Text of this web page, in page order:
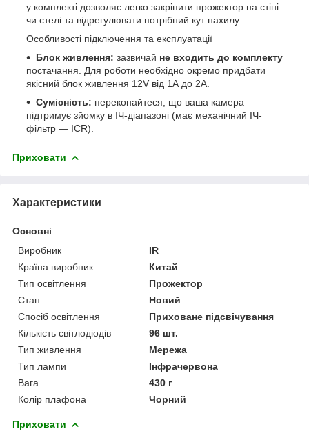
у комплекті дозволяє легко закріпити прожектор на стіні
чи стелі та відрегулювати потрібний кут нахилу.
Особливості підключення та експлуатації
Блок живлення: зазвичай не входить до комплекту
постачання. Для роботи необхідно окремо придбати
якісний блок живлення 12V від 1А до 2А.
Сумісність: переконайтеся, що ваша камера
підтримує зйомку в ІЧ-діапазоні (має механічний ІЧ-
фільтр — ICR).
Приховати
Характеристики
Основні
Виробник
IR
Країна виробник
Китай
Тип освітлення
Прожектор
Стан
Новий
Спосіб освітлення
Приховане підсвічування
Кількість світлодіодів
96 шт.
Тип живлення
Мережа
Тип лампи
Інфрачервона
Вага
430 г
Колір плафона
Чорний
Приховати